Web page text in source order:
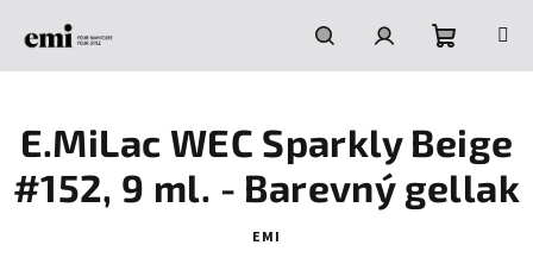
HledatPřihlášeníNákupní
košík
E.MiLac WEC Sparkly Beige
#152, 9 ml. - Barevný gellak
EMI